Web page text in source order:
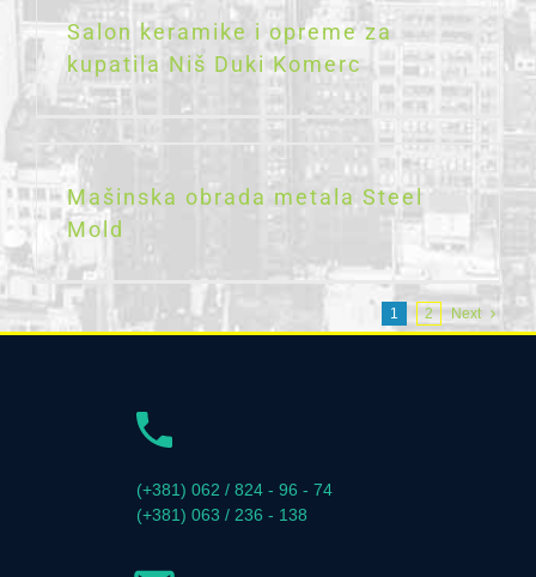
Salon keramike i opreme za
kupatila Niš Duki Komerc
Mašinska obrada metala Steel
Mold
1 2 Next
(+381) 062 / 824 - 96 - 74
(+381) 063 / 236 - 138